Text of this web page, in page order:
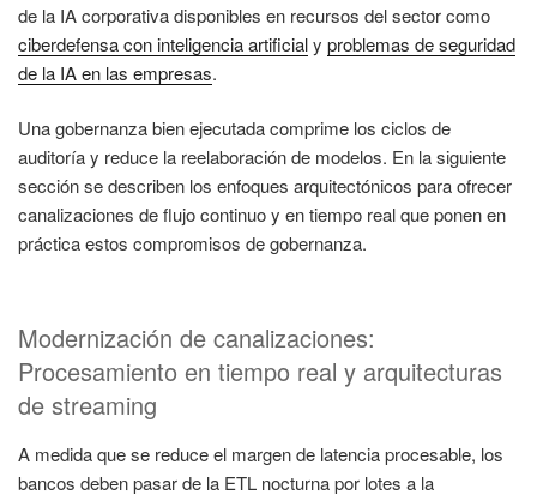
de la IA corporativa disponibles en recursos del sector como
ciberdefensa con inteligencia artificialy problemas de seguridad
de la IA en las empresas.
Una gobernanza bien ejecutada comprime los ciclos de
auditoría y reduce la reelaboración de modelos. En la siguiente
sección se describen los enfoques arquitectónicos para ofrecer
canalizaciones de flujo continuo y en tiempo real que ponen en
práctica estos compromisos de gobernanza.
Modernización de canalizaciones:
Procesamiento en tiempo real y arquitecturas
de streaming
A medida que se reduce el margen de latencia procesable, los
bancos deben pasar de la ETL nocturna por lotes a la